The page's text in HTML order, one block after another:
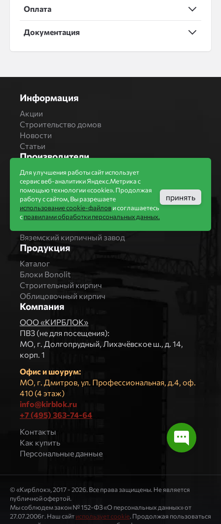
Оплата
Документация
Информация
Акции
Строительство домов
Новости
Статьи
Производители
Бренды
Bonolit
Завод Мстера
Вышневолоцкая керамика
Магма Керамик
Вяземский кирпичный завод
Продукция
Каталог
Блоки Bonolit
Строительный кирпич
Облицовочный кирпич
Компания
ООО «КИРБЛОК»
ПВЗ (не для посещения):
МO, г. Долгопрудный, Лихачёвское ш., д. 14,
корп. 1
Офис и шоурум:
МО, г. Дмитров, ул. Профессиональная, д.4, оф.
410 (4 этаж)
info@kirblok.ru
+7 (495) 363-74-64
Контакты
Как купить
Персональные данные
© «Кирблок», 2017 - 2026. Все права защищены. Не является
публичной офертой.
Мы соблюдем закон № 152-ФЗ «О персональных данных» от
27.07.2006г. Наш сайтиспользует cookie. Продолжая пользоваться
Для улучшения работы сайт использует
сервис веб-аналитики Яндекс.Метрика с
помощью технологии «cookie». Продолжая
работу с сайтом, Вы разрешаете
использование cookie-файлови соглашаетесь
справилами обработки персональных данных.
принять